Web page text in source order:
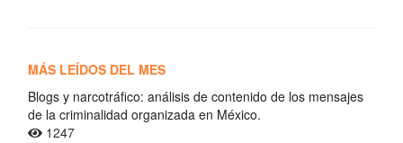
MÁS LEÍDOS DEL MES
Blogs y narcotráfico: análisis de contenido de los mensajes
de la criminalidad organizada en México.
1247